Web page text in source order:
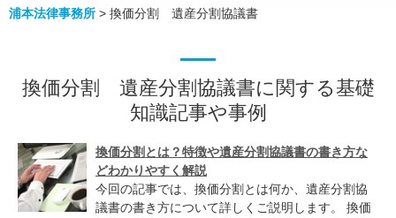
浦本法律事務所 > 換価分割 遺産分割協議書
換価分割 遺産分割協議書に関する基礎
知識記事や事例
換価分割とは？特徴や遺産分割協議書の書き方な
どわかりやすく解説
今回の記事では、換価分割とは何か、遺産分割協
議書の書き方について詳しくご説明します。 換価